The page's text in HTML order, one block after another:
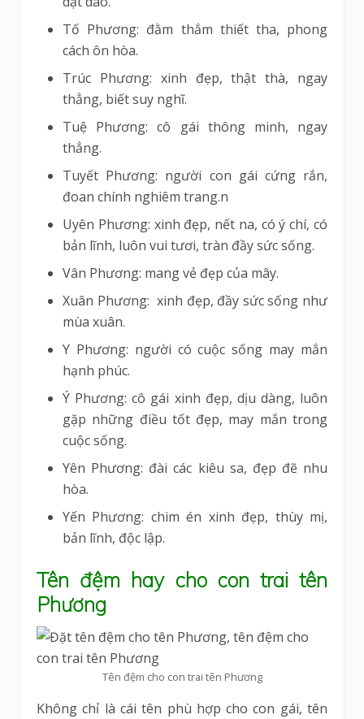
Tố Phương: đằm thắm thiết tha, phong
cách ôn hòa.
Trúc Phương: xinh đẹp, thật thà, ngay
thẳng, biết suy nghĩ.
Tuệ Phương: cô gái thông minh, ngay
thẳng.
Tuyết Phương: người con gái cứng rắn,
đoan chính nghiêm trang.n
Uyên Phương: xinh đẹp, nết na, có ý chí, có
bản lĩnh, luôn vui tươi, tràn đầy sức sống.
Vân Phương: mang vẻ đẹp của mây.
Xuân Phương: xinh đẹp, đầy sức sống như
mùa xuân.
Y Phương: người có cuộc sống may mắn
hạnh phúc.
Ý Phương: cô gái xinh đẹp, dịu dàng, luôn
gặp những điều tốt đẹp, may mắn trong
cuộc sống.
Yên Phương: đài các kiêu sa, đẹp đẽ nhu
hòa.
Yến Phương: chim én xinh đẹp, thùy mị,
bản lĩnh, độc lập.
Tên đệm hay cho con trai tên
Phương
Tên đệm cho con trai tên Phương
Không chỉ là cái tên phù hợp cho con gái, tên